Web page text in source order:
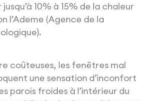
10% à 15% de la chaleur
l’Ademe (Agence de la
coûteuses, les fenêtres mal
une sensation d’inconfort
parois froides à l’intérieur du